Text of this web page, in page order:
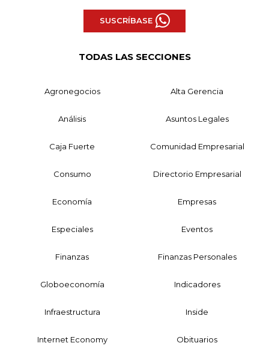
SUSCRÍBASE
TODAS LAS SECCIONES
Agronegocios Alta Gerencia
Análisis Asuntos Legales
Caja Fuerte Comunidad Empresarial
Consumo Directorio Empresarial
Economía Empresas
Especiales Eventos
Finanzas Finanzas Personales
Globoeconomía Indicadores
Infraestructura Inside
Internet Economy Obituarios